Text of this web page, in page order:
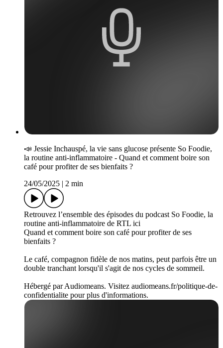
📣 J­essie Inchauspé, la vie sans glucose présente So Foodie,
la routine anti-inflammatoire - Quand et comment boire son
café pour profiter de ses bienfaits ?
24/05/2025 | 2 min
Retrouvez l’ensemble des épisodes du podcast So Foodie, la
routine anti-inflammatoire de RTL ici
Quand et comment boire son café pour profiter de ses
bienfaits ?
Le café, compagnon fidèle de nos matins, peut parfois être un
double tranchant lorsqu'il s'agit de nos cycles de sommeil.
Hébergé par Audiomeans. Visitez audiomeans.fr/politique-de-
confidentialite pour plus d'informations.